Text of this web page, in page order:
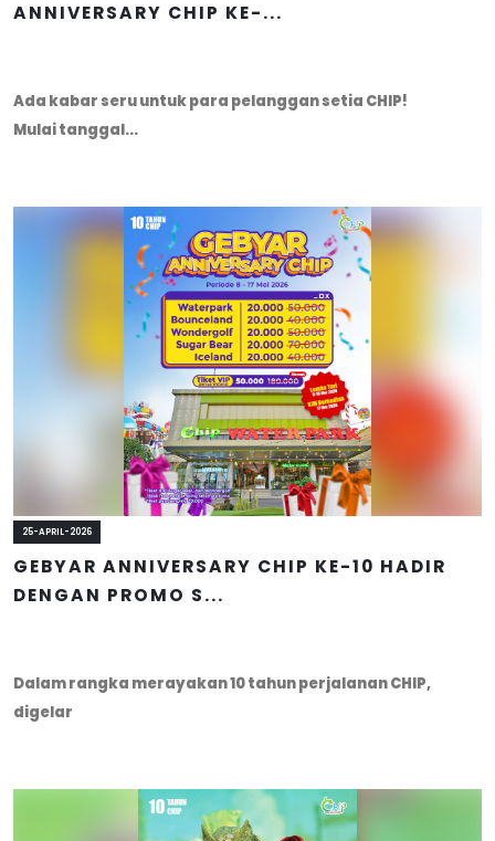
ANNIVERSARY CHIP KE-...
Ada kabar seru untuk para pelanggan setia CHIP!
Mulai tanggal...
25-APRIL-2026
GEBYAR ANNIVERSARY CHIP KE-10 HADIR
DENGAN PROMO S...
Dalam rangka merayakan 10 tahun perjalanan CHIP,
digelar